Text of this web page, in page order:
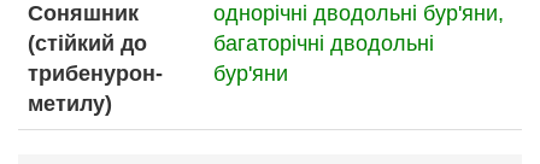
Соняшник
(стійкий до
трибенурон-
метилу)
однорічні дводольні бур'яни,
багаторічні дводольні
бур'яни